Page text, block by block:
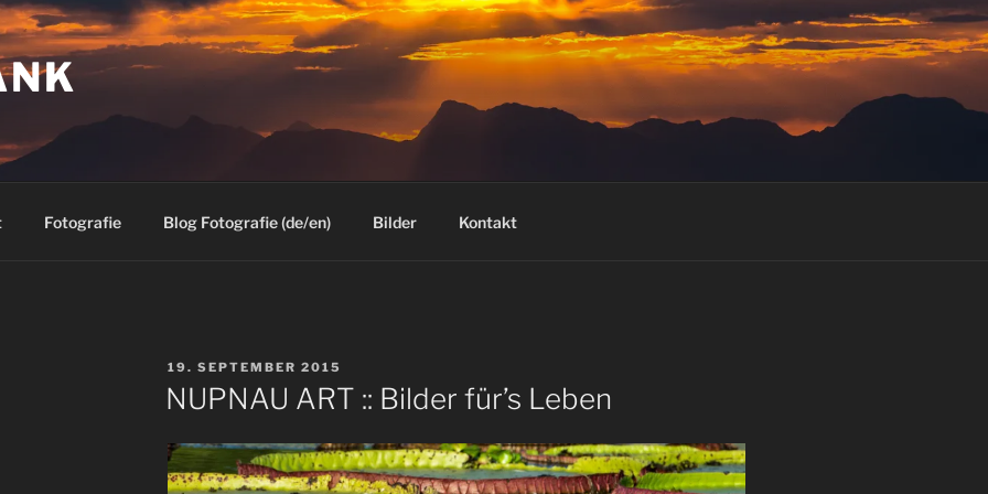
Fotografie Blog Fotografie (de/en) Bilder Kontakt
VERÖFFENTLICHT
AM
19. SEPTEMBER 2015
NUPNAU ART :: Bilder für’s Leben